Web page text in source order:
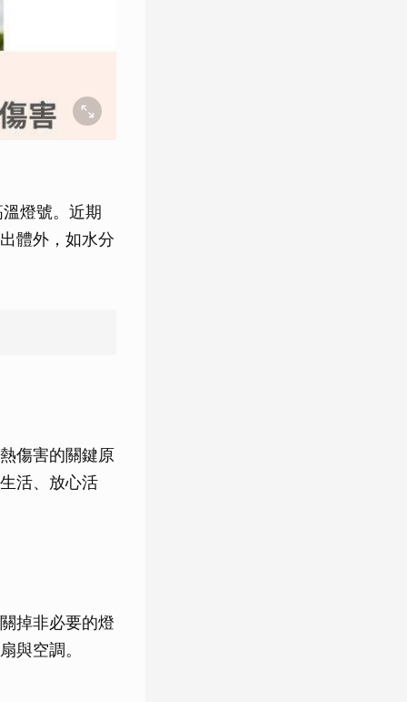
燈號。近期
體外，如水分
傷害的關鍵原
活、放心活
掉非必要的燈
與空調。